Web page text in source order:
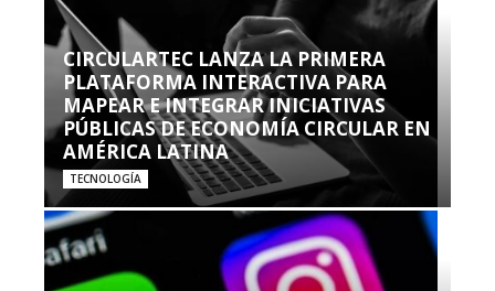
CIRCULARTEC LANZA LA PRIMERA
PLATAFORMA INTERACTIVA PARA
MAPEAR E INTEGRAR INICIATIVAS
PÚBLICAS DE ECONOMÍA CIRCULAR EN
AMÉRICA LATINA
TECNOLOGÍA